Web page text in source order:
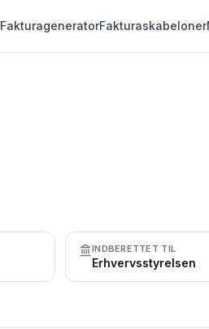
FakturageneratorFakturaskabeloner
INDBERETTET TIL
Erhvervsstyrelsen